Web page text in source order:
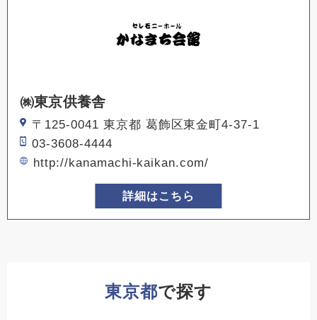
㈱東京供養舎
〒125-0041 東京都 葛飾区東金町4-37-1
03-3608-4444
http://kanamachi-kaikan.com/
詳細はこちら
東京都で探す